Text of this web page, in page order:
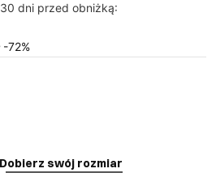
dni przed obniżką:
-72%
Dobierz swój rozmiar